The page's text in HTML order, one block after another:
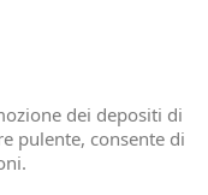
dei depositi di
pulente, consente di